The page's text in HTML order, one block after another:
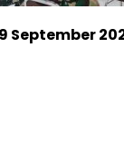
September